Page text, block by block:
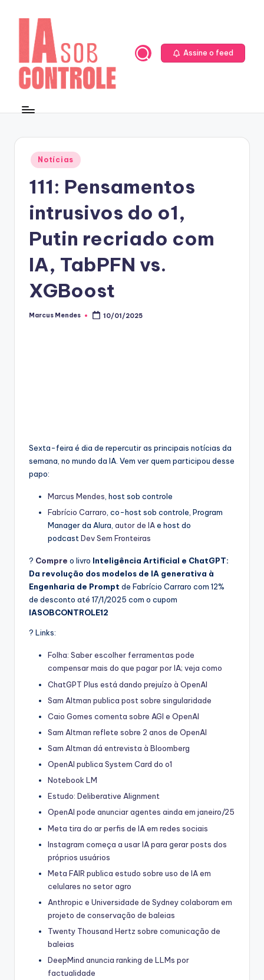
Assine o feed
Posted
in
Notícias
111: Pensamentos
intrusivos do o1,
Putin recriado com
IA, TabPFN vs.
XGBoost
Posted
Marcus Mendes 10/01/2025
Sexta-feira é dia de repercutir as principais notícias da
semana, no mundo da IA. Vem ver quem participou desse
papo:
Marcus Mendes, host sob controle
Fabrício Carraro, co-host sob controle, Program
Manager da Alura, autor de IAe host do
podcastDev Sem Fronteiras
? Compre o livro Inteligência Artificial e ChatGPT:
Da revolução dos modelos de IA generativa à
Engenharia de Prompt de Fabrício Carraro com 12%
de desconto até 17/1/2025 com o cupom
IASOBCONTROLE12
? Links:
Folha: Saber escolher ferramentas pode
compensar mais do que pagar por IA; veja como
ChatGPT Plus está dando prejuízo à OpenAI
Sam Altman publica post sobre singularidade
Caio Gomes comenta sobre AGI e OpenAI
Sam Altman reflete sobre 2 anos de OpenAI
Sam Altman dá entrevista à Bloomberg
OpenAI publica System Card do o1
Notebook LM
Estudo: Deliberative Alignment
OpenAI pode anunciar agentes ainda em janeiro/25
Meta tira do ar perfis de IA em redes sociais
Instagram começa a usar IA para gerar posts dos
próprios usuários
Meta FAIR publica estudo sobre uso de IA em
celulares no setor agro
Anthropic e Universidade de Sydney colaboram em
projeto de conservação de baleias
Twenty Thousand Hertz sobre comunicação de
baleias
DeepMind anuncia ranking de LLMs por
factualidade